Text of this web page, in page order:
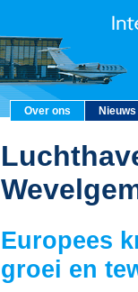
Over ons Nieuws
Europees
groei en